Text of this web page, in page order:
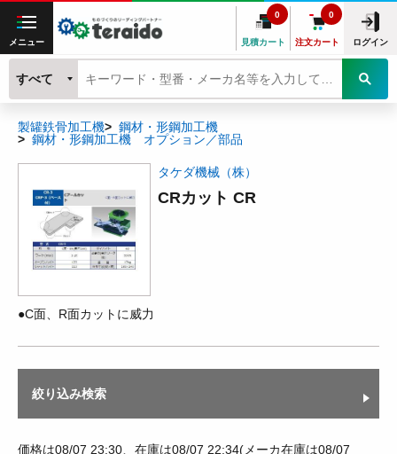
メニュー 見積カート
0
注文カート
0
ログイン
すべて
製罐鉄骨加工機
鋼材・形鋼加工機
鋼材・形鋼加工機 オプション／部品
タケダ機械（株）
CRカット CR
●C面、R面カットに威力
絞り込み検索
価格は08/07 23:30、在庫は08/07 22:34(メーカ在庫は08/07